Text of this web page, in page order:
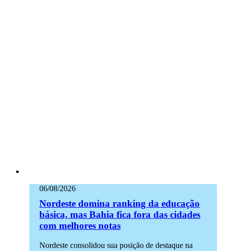
06/08/2026
Nordeste domina ranking da educação
básica, mas Bahia fica fora das cidades
com melhores notas
Nordeste consolidou sua posição de destaque na